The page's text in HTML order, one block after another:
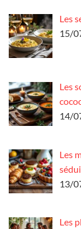
Les
15/
Les
14/
Les
13/
Les